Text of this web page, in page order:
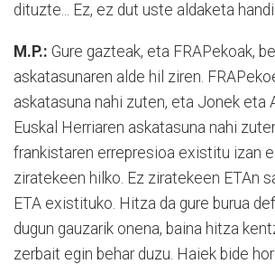
dituzte... Ez, ez dut uste aldaketa
M.P.: Gure gazteak, eta FRAPekoak,
askatasunaren alde hil ziren.
askatasuna nahi zuten, eta Jonek eta
Euskal Herriaren askatasuna nahi
frankistaren errepresioa existitu izan
ziratekeen hilko. Ez ziratekeen ETAn
ETA existituko. Hitza da gure burua
dugun gauzarik onena, baina hitza
zerbait egin behar duzu. Haiek bide